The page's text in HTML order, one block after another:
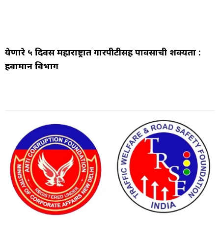
येणारे ५ दिवस महाराष्ट्रात गारपीटीसह पावसाची शक्यता :
हवामान विभाग